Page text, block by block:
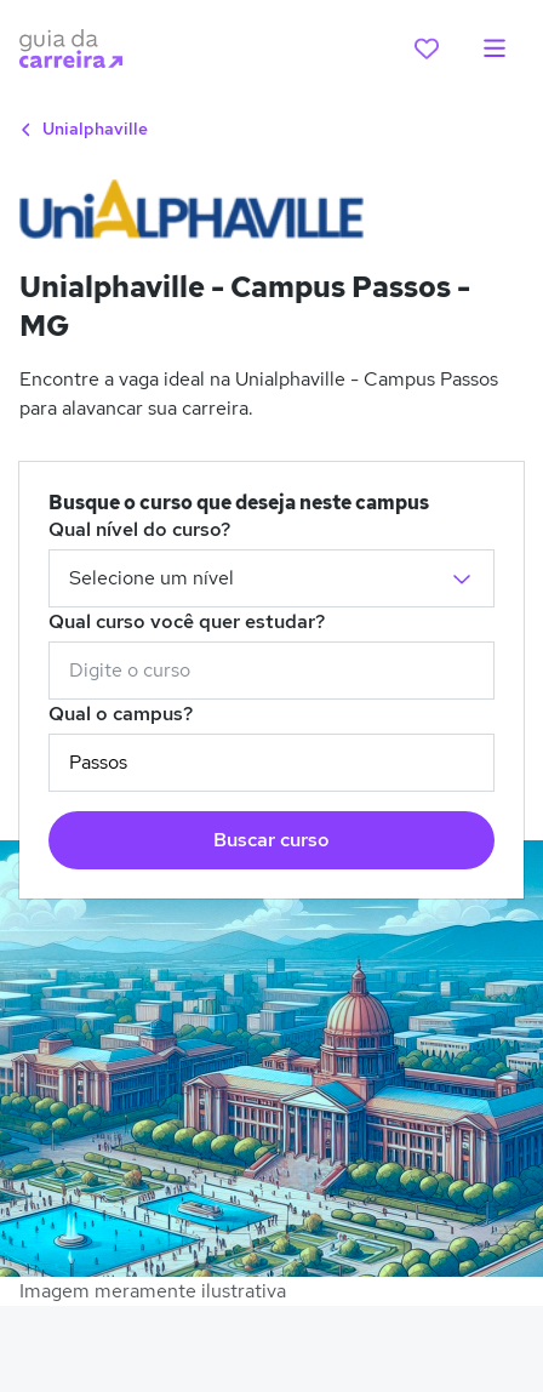
Unialphaville
Unialphaville - Campus Passos -
MG
Encontre a vaga ideal na Unialphaville - Campus Passos
para alavancar sua carreira.
Busque o curso que deseja neste campus
Qual nível do curso?
Qual curso você quer estudar?
Qual o campus?
Buscar curso
Imagem meramente ilustrativa